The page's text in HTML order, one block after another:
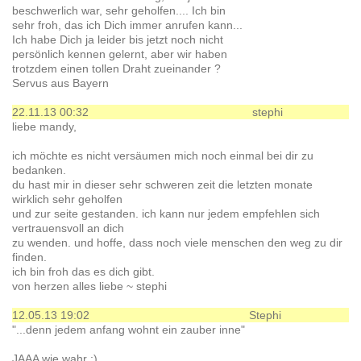
beschwerlich war, sehr geholfen.... Ich bin
sehr froh, das ich Dich immer anrufen kann...
Ich habe Dich ja leider bis jetzt noch nicht
persönlich kennen gelernt, aber wir haben
trotzdem einen tollen Draht zueinander ?
Servus aus Bayern
22.11.13 00:32
stephi
liebe mandy,
ich möchte es nicht versäumen mich noch einmal bei dir zu
bedanken.
du hast mir in dieser sehr schweren zeit die letzten monate
wirklich sehr geholfen
und zur seite gestanden. ich kann nur jedem empfehlen sich
vertrauensvoll an dich
zu wenden. und hoffe, dass noch viele menschen den weg zu dir
finden.
ich bin froh das es dich gibt.
von herzen alles liebe ~ stephi
12.05.13 19:02
Stephi
"...denn jedem anfang wohnt ein zauber inne"
JAAA wie wahr :)